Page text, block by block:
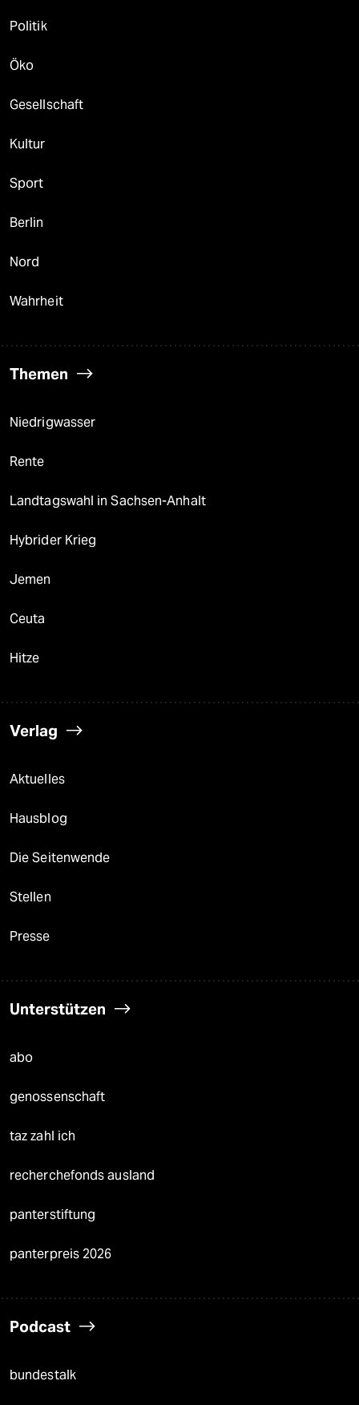
Politik
Öko
Gesellschaft
Kultur
Sport
Berlin
Nord
Wahrheit
Themen
Niedrigwasser
Rente
Landtagswahl in Sachsen-Anhalt
Hybrider Krieg
Jemen
Ceuta
Hitze
Verlag
Aktuelles
Hausblog
Die Seitenwende
Stellen
Presse
Unterstützen
abo
genossenschaft
taz zahl ich
recherchefonds ausland
panterstiftung
panterpreis 2026
Podcast
bundestalk